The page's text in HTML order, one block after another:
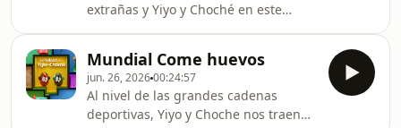
extrañas y Yiyo y Choché en este
Mundial Come huevos
jun. 26, 202600:24:57
Al nivel de las grandes cadenas
deportivas, Yiyo y Choche nos traen